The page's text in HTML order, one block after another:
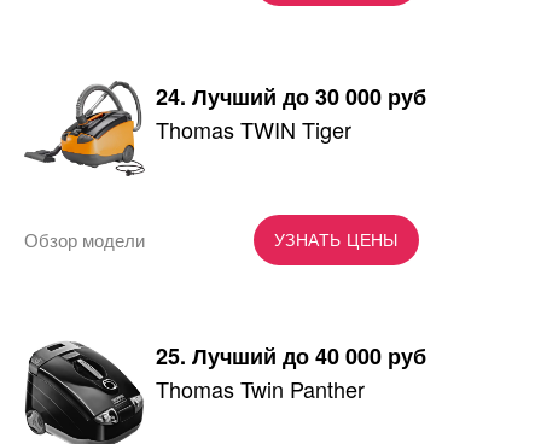
24. Лучший до 30 000 руб
Thomas TWIN Tiger
УЗНАТЬ ЦЕНЫ
Обзор модели
25. Лучший до 40 000 руб
Thomas Twin Panther